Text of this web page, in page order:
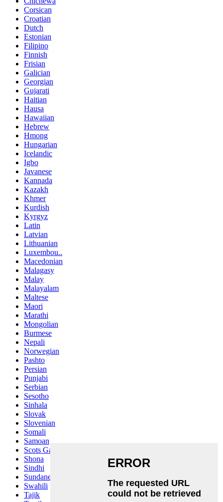
Corsican
Croatian
Dutch
Estonian
Filipino
Finnish
Frisian
Galician
Georgian
Gujarati
Haitian
Hausa
Hawaiian
Hebrew
Hmong
Hungarian
Icelandic
Igbo
Javanese
Kannada
Kazakh
Khmer
Kurdish
Kyrgyz
Latin
Latvian
Lithuanian
Luxembou..
Macedonian
Malagasy
Malay
Malayalam
Maltese
Maori
Marathi
Mongolian
Burmese
Nepali
Norwegian
Pashto
Persian
Punjabi
Serbian
Sesotho
Sinhala
Slovak
Slovenian
Somali
Samoan
Scots Gaelic
Shona
Sindhi
Sundanese
Swahili
Tajik